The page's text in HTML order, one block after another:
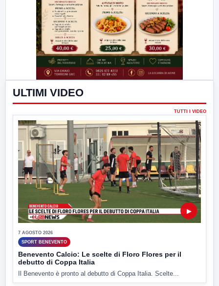
ULTIMI VIDEO
TUTTI I VIDEO
▶
7 AGOSTO 2026
SPORT BENEVENTO
Benevento Calcio: Le scelte di Floro Flores per il
debutto di Coppa Italia
Il Benevento è pronto al debutto di Coppa Italia. Scelte...